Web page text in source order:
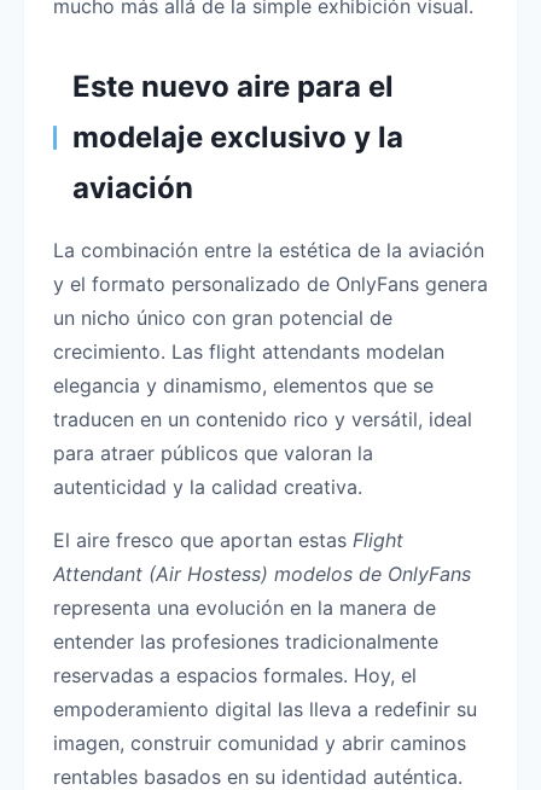
mucho más allá de la simple exhibición visual.
Este nuevo aire para el
modelaje exclusivo y la
aviación
La combinación entre la estética de la aviación
y el formato personalizado de OnlyFans genera
un nicho único con gran potencial de
crecimiento. Las flight attendants modelan
elegancia y dinamismo, elementos que se
traducen en un contenido rico y versátil, ideal
para atraer públicos que valoran la
autenticidad y la calidad creativa.
El aire fresco que aportan estas Flight
Attendant (Air Hostess) modelos de OnlyFans
representa una evolución en la manera de
entender las profesiones tradicionalmente
reservadas a espacios formales. Hoy, el
empoderamiento digital las lleva a redefinir su
imagen, construir comunidad y abrir caminos
rentables basados en su identidad auténtica.